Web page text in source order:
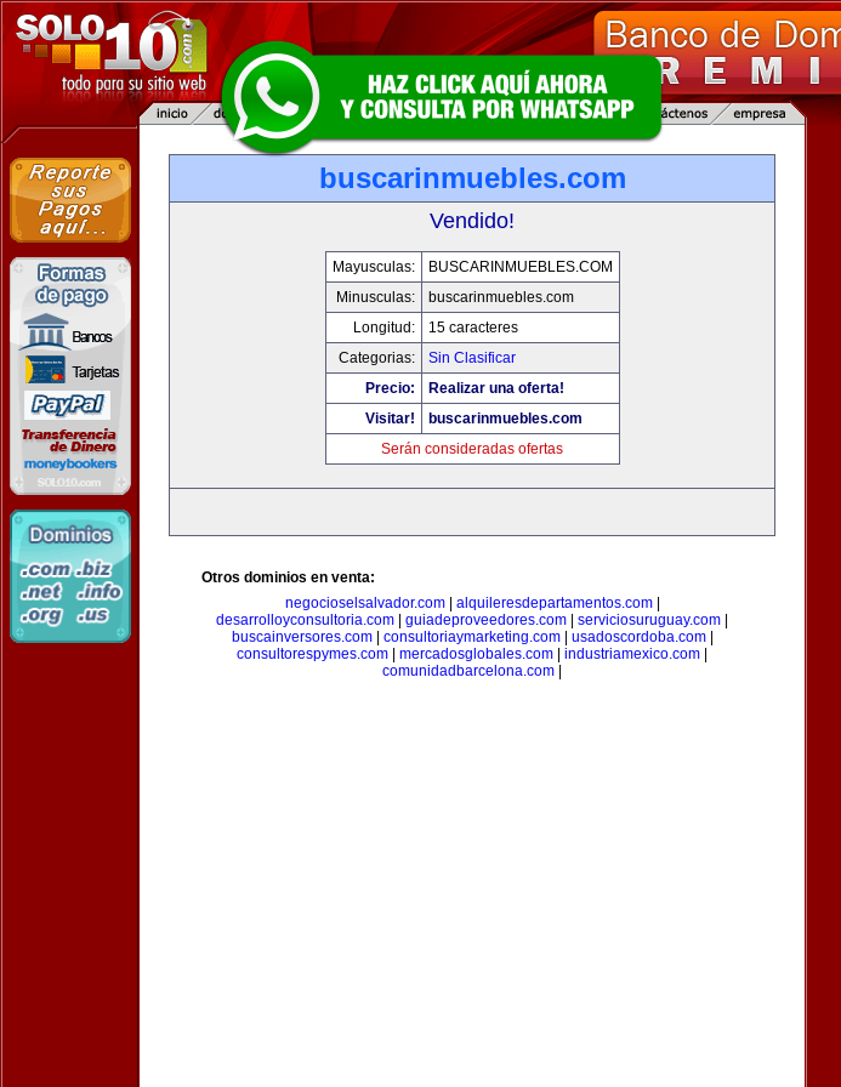
buscarinmuebles.com
Vendido!
Mayusculas:
BUSCARINMUEBLES.COM
Minusculas:
buscarinmuebles.com
Longitud:
15 caracteres
Categorias:
Sin Clasificar
Precio:
Realizar una oferta!
Visitar!
buscarinmuebles.com
Serán consideradas ofertas
Otros dominios en venta:
negocioselsalvador.com| alquileresdepartamentos.com|
desarrolloyconsultoria.com
guiadeproveedores.com serviciosuruguay.com
buscainversores.com| consultoriaymarketing.com| usadoscordoba.com|
consultorespymes.com
mercadosglobales.com industriamexico.com
comunidadbarcelona.com